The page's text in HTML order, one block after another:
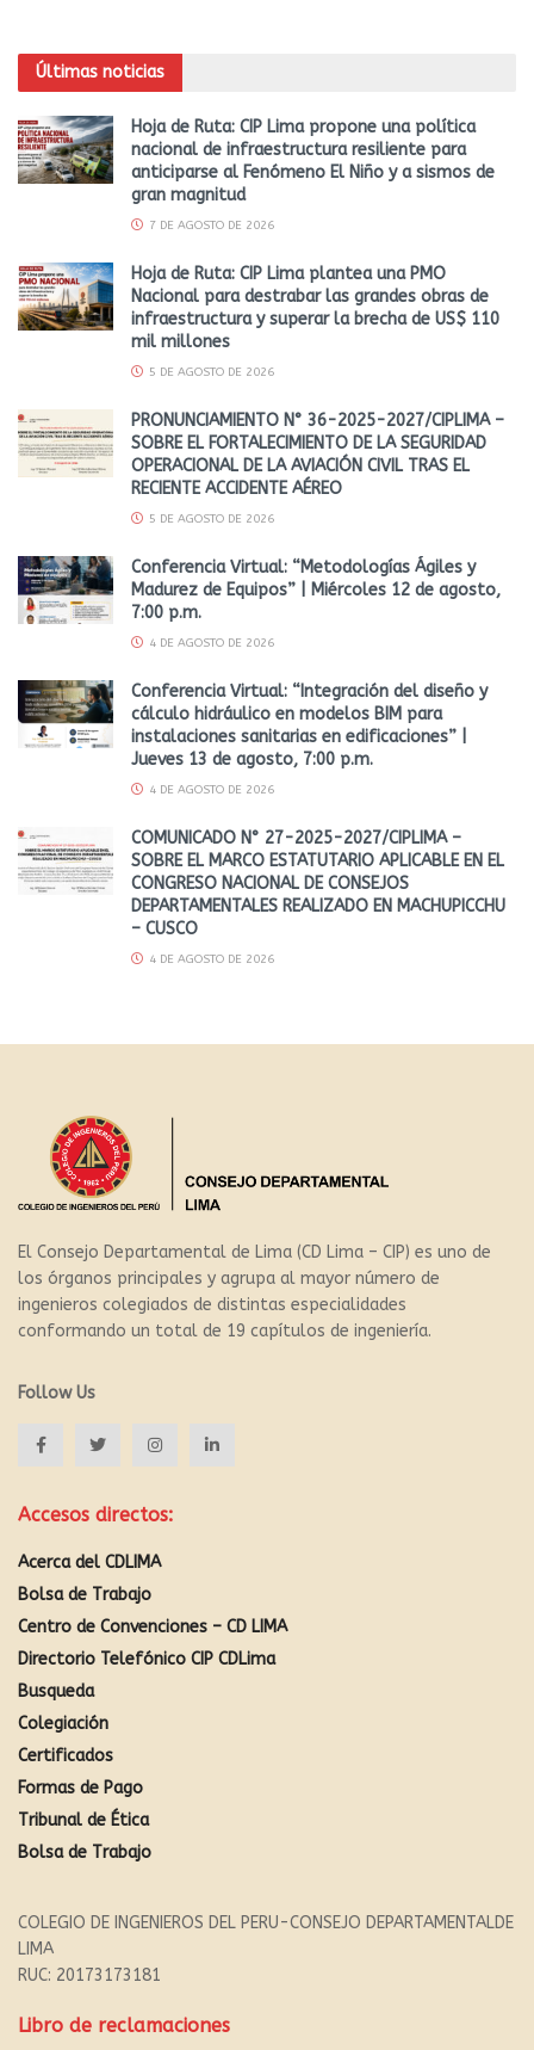
Últimas noticias
Hoja de Ruta: CIP Lima propone una política
nacional de infraestructura resiliente para
anticiparse al Fenómeno El Niño y a sismos de
gran magnitud
7 DE AGOSTO DE 2026
Hoja de Ruta: CIP Lima plantea una PMO
Nacional para destrabar las grandes obras de
infraestructura y superar la brecha de US$ 110
mil millones
5 DE AGOSTO DE 2026
PRONUNCIAMIENTO N° 36-2025-2027/CIPLIMA –
SOBRE EL FORTALECIMIENTO DE LA SEGURIDAD
OPERACIONAL DE LA AVIACIÓN CIVIL TRAS EL
RECIENTE ACCIDENTE AÉREO
5 DE AGOSTO DE 2026
Conferencia Virtual: “Metodologías Ágiles y
Madurez de Equipos” | Miércoles 12 de agosto,
7:00 p.m.
4 DE AGOSTO DE 2026
Conferencia Virtual: “Integración del diseño y
cálculo hidráulico en modelos BIM para
instalaciones sanitarias en edificaciones” |
Jueves 13 de agosto, 7:00 p.m.
4 DE AGOSTO DE 2026
COMUNICADO N° 27-2025-2027/CIPLIMA –
SOBRE EL MARCO ESTATUTARIO APLICABLE EN EL
CONGRESO NACIONAL DE CONSEJOS
DEPARTAMENTALES REALIZADO EN MACHUPICCHU
– CUSCO
4 DE AGOSTO DE 2026
El Consejo Departamental de Lima (CD Lima – CIP) es uno de
los órganos principales y agrupa al mayor número de
ingenieros colegiados de distintas especialidades
conformando un total de 19 capítulos de ingeniería.
Follow Us
Accesos directos:
Acerca del CDLIMA
Bolsa de Trabajo
Centro de Convenciones – CD LIMA
Directorio Telefónico CIP CDLima
Busqueda
Colegiación
Certificados
Formas de Pago
Tribunal de Ética
Bolsa de Trabajo
COLEGIO DE INGENIEROS DEL PERU-CONSEJO DEPARTAMENTALDE
LIMA
RUC: 20173173181
Libro de reclamaciones